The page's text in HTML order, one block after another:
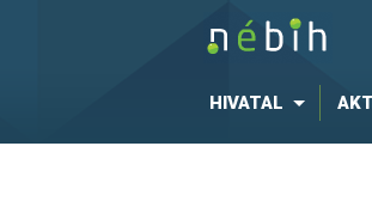
HIVATAL